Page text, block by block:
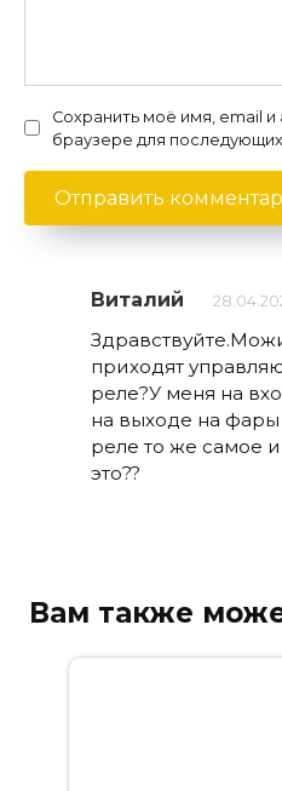
Сохранить моё имя, email и
браузере для
Виталий
приходят
реле?У меня на
на выходе на фары
реле то же самое
это??
Вам также